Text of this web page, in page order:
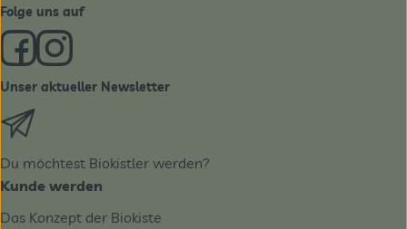
Folge uns auf
Externer Link zu https://www.facebook.com/derBiobote/
Externer Link zu https://www.instagram.com/
Unser aktueller Newsletter
Du möchtest Biokistler werden?
Kunde werden
Das Konzept der Biokiste